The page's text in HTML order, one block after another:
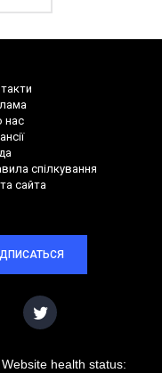
нас
спілкування
сайта
Website health status: